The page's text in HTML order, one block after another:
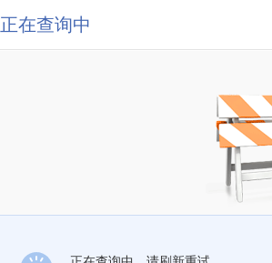
正在查询中